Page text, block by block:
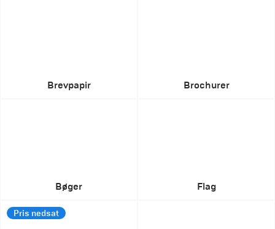
Brevpapir Brochurer
Bøger Flag
Pris nedsat